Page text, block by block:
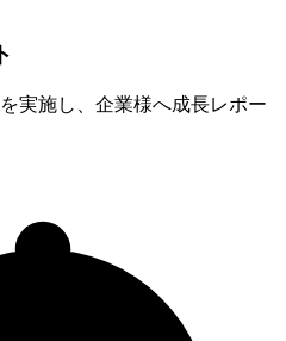
実施し、企業様へ成長レポー